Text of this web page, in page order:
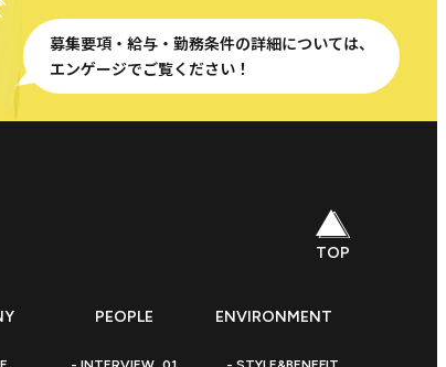
募集要項・給与・勤務条件の詳細については、
エンゲージでご覧ください！
TOP
PEOPLE ENVIRONMENT